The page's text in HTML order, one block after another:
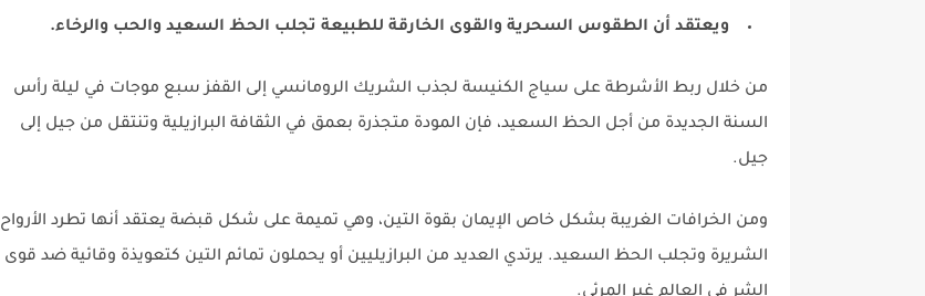
ويعتقد أن الطقوس السحرية والقوى الخارقة للطبيعة تجلب الحظ السعيد والحب والرخاء.
من خلال ربط الأشرطة على سياج الكنيسة لجذب الشريك الرومانسي إلى القفز سبع موجات في ليلة رأس
السنة الجديدة من أجل الحظ السعيد، فإن المودة متجذرة بعمق في الثقافة البرازيلية وتنتقل من جيل إلى
جيل.
ومن الخرافات الغريبة بشكل خاص الإيمان بقوة التين، وهي تميمة على شكل قبضة يعتقد أنها تطرد الأرواح
الشريرة وتجلب الحظ السعيد. يرتدي العديد من البرازيليين أو يحملون تمائم التين كتعويذة وقائية ضد قوى